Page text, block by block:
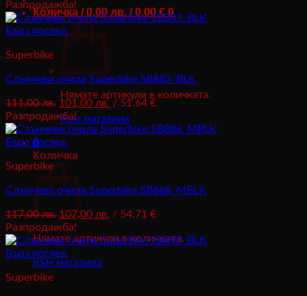
Количка /0,00 лв. / 0.00 € 0
Нямате артикули в количката.
Към магазина
0
Количка
Нямате артикули в количката.
Към магазина
Разпродажба!
Бърз поглед
Superbike
Слънчеви очила Superbike SB883_BLK
111,00лв. Original
price
was:
111,00 лв..
101,00 лв. Текущата
цена
е:
/ 51.64 €
Разпродажба!
Бърз поглед
Superbike
Слънчеви очила Superbike SB888_MBLK
117,00лв. Original
price
was:
117,00 лв..
107,00 лв. Текущата
е:
/ 54.71 €
Разпродажба!
Бърз поглед
Superbike